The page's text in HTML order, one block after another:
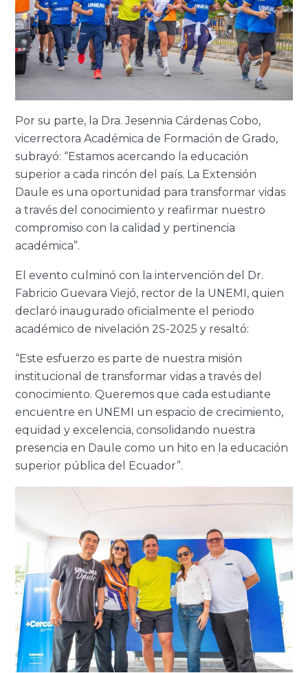
Por su parte, la Dra. Jesennia Cárdenas Cobo,
vicerrectora Académica de Formación de Grado,
subrayó: “Estamos acercando la educación
superior a cada rincón del país. La Extensión
Daule es una oportunidad para transformar vidas
a través del conocimiento y reafirmar nuestro
compromiso con la calidad y pertinencia
académica”.
El evento culminó con la intervención del Dr.
Fabricio Guevara Viejó, rector de la UNEMI, quien
declaró inaugurado oficialmente el periodo
académico de nivelación 2S-2025 y resaltó:
“Este esfuerzo es parte de nuestra misión
institucional de transformar vidas a través del
conocimiento. Queremos que cada estudiante
encuentre en UNEMI un espacio de crecimiento,
equidad y excelencia, consolidando nuestra
presencia en Daule como un hito en la educación
superior pública del Ecuador”.